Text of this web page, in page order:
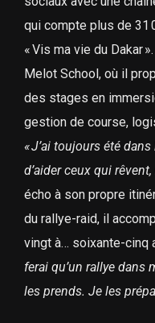
qui compte plus de 31
« Vis ma vie du Dakar
Melot School, où il
des stages en
gestion de course,
« J’ai toujours été
d’aider ceux qui rêvent,
écho à son propre
du rallye-raid, il
vingt à… soixante-cinq
ferai qu’un rallye dans
les prends. Je les